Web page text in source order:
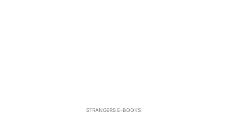
STRANGERS E-BOOKS